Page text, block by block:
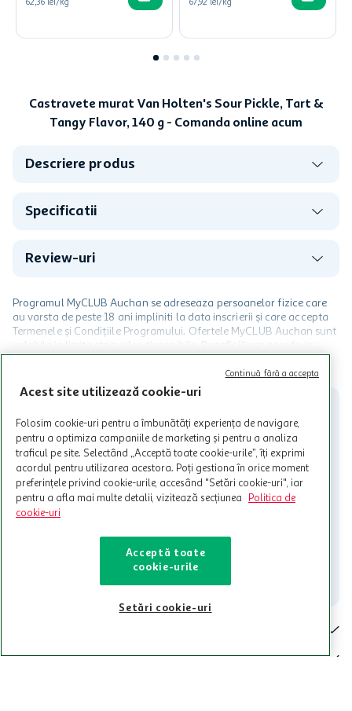
62,36 lei/kg 67,92 lei/kg
Castravete murat Van Holten's Sour Pickle, Tart &
Tangy Flavor, 140 g - Comanda online acum
Descriere produs
Specificatii
Review-uri
Programul MyCLUB Auchan se adreseaza persoanelor fizice care
au varsta de peste 18 ani impliniti la data inscrierii și care accepta
Termenele și Condițiile Programului. Ofertele MyCLUB Auchan sunt
Cardul poate fi utilizat doar in legatura cu magazinele Auchan
participante și pentru acțiuni promotionale indicate de Auchan si
nu raspunde pentru imposibilitatea utilizarii Cardului in perioada in
care aceste este suspendat sau in perioada in care sunt efectuate
intretineri sau reparatii tehnice la sistemul de utilizarea al Cardului.
Contacteaza-ne!
021-9141 contact@auchan.ro
Contact
Cine suntem
Acest site utilizează cookie-uri
Folosim cookie-uri pentru a îmbunătăți experiența de navigare,
pentru a optimiza campaniile de marketing și pentru a analiza
traficul pe site. Selectând „Acceptă toate cookie-urile”, îți exprimi
acordul pentru utilizarea acestora. Poți gestiona în orice moment
preferințele privind cookie-urile, accesând "Setări cookie-uri", iar
pentru a afla mai multe detalii, vizitează secțiunea
Politica de
cookie-uri
Acceptă toate
cookie-urile
Setări cookie-uri
Continuă fără a accepta